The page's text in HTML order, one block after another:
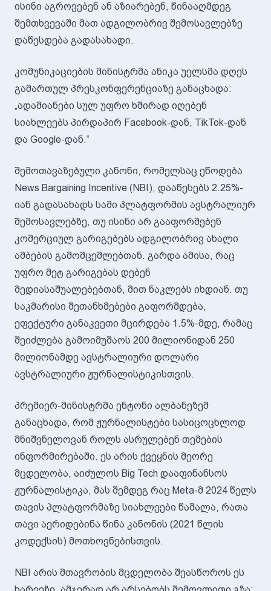
ისინი აგროვებენ ან აზიარებენ, წინააღმდეგ
შემთხვევაში მათ ადგილობრივ შემოსავლებზე
დაწესდება გადასახადი.
კომუნიკაციების მინისტრმა ანიკა უელსმა დღეს
გამართულ პრესკონფერენციაზე განაცხადა:
„ადამიანები სულ უფრო ხშირად იღებენ
სიახლეებს პირდაპირ Facebook-დან, TikTok-დან
და Google-დან.“
შემოთავაზებული კანონი, რომელსაც ეწოდება
News Bargaining Incentive (NBI), დააწესებს 2.25%-
იან გადასახადს სამი პლატფორმის ავსტრალიურ
შემოსავლებზე, თუ ისინი არ გააფორმებენ
კომერციულ გარიგებებს ადგილობრივ ახალი
ამბების გამომცემლებთან. გარდა ამისა, რაც
უფრო მეტ გარიგებას დებენ
მედიასაშუალებებთან, მით ნაკლებს იხდიან. თუ
საკმარისი შეთანხმებები გაფორმდება,
ეფექტური განაკვეთი მცირდება 1.5%-მდე, რამაც
შეიძლება გამოიმუშაოს 200 მილიონიდან 250
მილიონამდე ავსტრალიური დოლარი
ავსტრალიური ჟურნალისტიკისთვის.
პრემიერ-მინისტრმა ენტონი ალბანეზემ
განაცხადა, რომ ჟურნალისტები სასიცოცხლოდ
მნიშვნელოვან როლს ასრულებენ თემების
ინფორმირებაში. ეს არის ქვეყნის მეორე
მცდელობა, აიძულოს Big Tech დააფინანსოს
ჟურნალისტიკა, მას შემდეგ რაც Meta-მ 2024 წელს
თავის პლატფორმაზე სიახლეები წაშალა, რათა
თავი აერიდებინა წინა კანონის (2021 წლის
კოდექსის) მოთხოვნებისთვის.
NBI არის მთავრობის მცდელობა შეასწოროს ეს